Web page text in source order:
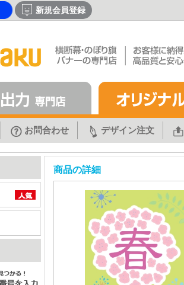
新規会員登録
お問合わせ デザイン注文
商品の詳細